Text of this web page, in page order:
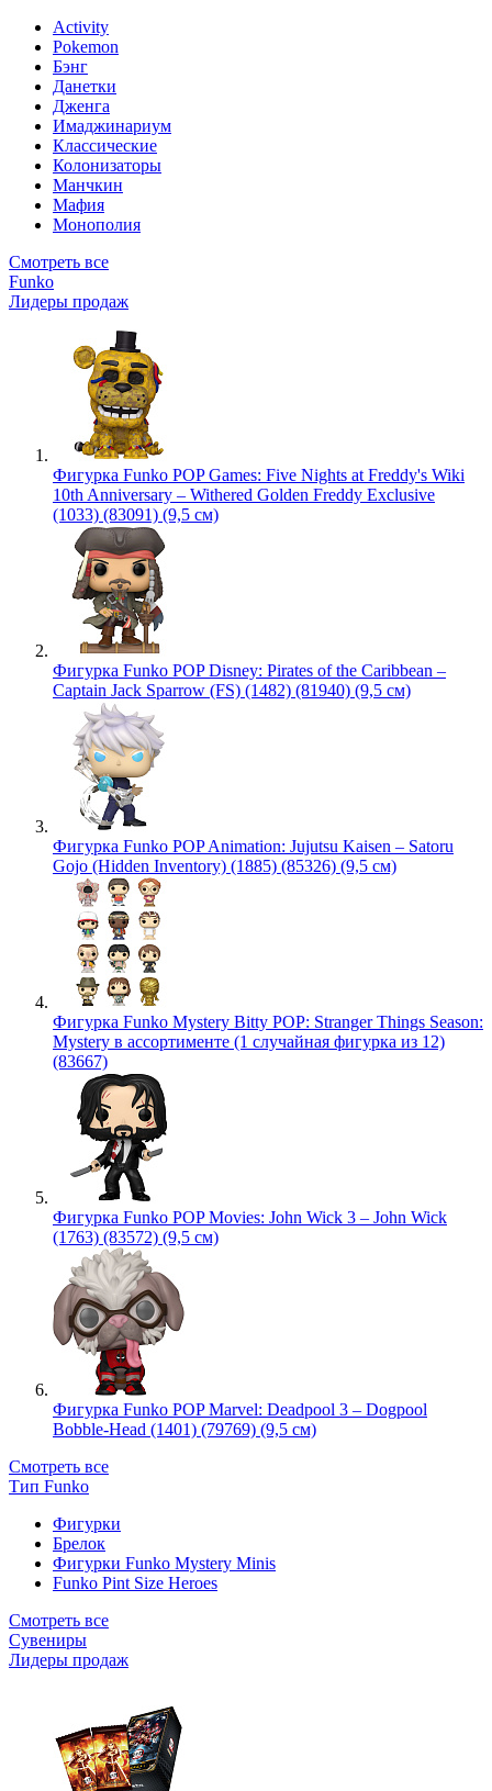
Activity
Pokemon
Бэнг
Данетки
Дженга
Имаджинариум
Классические
Колонизаторы
Манчкин
Мафия
Монополия
Смотреть все
Funko
Лидеры продаж
Фигурка Funko POP Games: Five Nights at Freddy's Wiki
10th Anniversary – Withered Golden Freddy Exclusive
(1033) (83091) (9,5 см)
Фигурка Funko POP Disney: Pirates of the Caribbean –
Captain Jack Sparrow (FS) (1482) (81940) (9,5 см)
Фигурка Funko POP Animation: Jujutsu Kaisen – Satoru
Gojo (Hidden Inventory) (1885) (85326) (9,5 см)
Фигурка Funko Mystery Bitty POP: Stranger Things Season:
Mystery в ассортименте (1 случайная фигурка из 12)
(83667)
Фигурка Funko POP Movies: John Wick 3 – John Wick
(1763) (83572) (9,5 см)
Фигурка Funko POP Marvel: Deadpool 3 – Dogpool
Bobble-Head (1401) (79769) (9,5 см)
Смотреть все
Тип Funko
Фигурки
Брелок
Фигурки Funko Mystery Minis
Funko Pint Size Heroes
Смотреть все
Сувениры
Лидеры продаж